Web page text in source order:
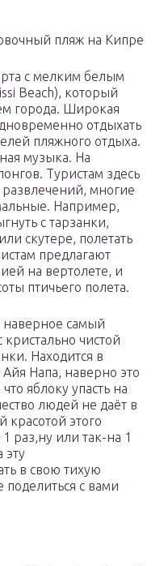
пляж на Кипре
с мелким белым
Beach), который
города. Широкая
отдыхать
пляжного отдыха.
музыка. На
Туристам здесь
многие
Например,
с тарзанки,
скутере, полетать
предлагают
на вертолете, и
птичьего полета.
наверное самый
чистой
Находится в
Напа, наверно это
яблоку упасть на
людей не даёт в
красотой этого
раз,ну или так-на 1
эту
в свою тихую
поделиться с вами